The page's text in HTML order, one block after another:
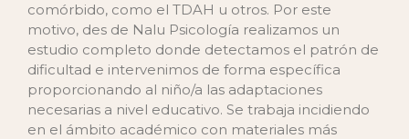
comórbido, como el TDAH u otros. Por este
motivo, des de Nalu Psicología realizamos un
estudio completo donde detectamos el patrón de
dificultad e intervenimos de forma específica
proporcionando al niño/a las adaptaciones
necesarias a nivel educativo. Se trabaja incidiendo
en el ámbito académico con materiales más